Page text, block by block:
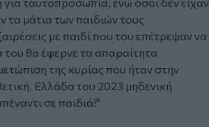
τα μάτια των παιδιών τους
με παιδί που του επέτρεψαν να
θα έφερνε τα απαραίτητα
της κυρίας που ήταν στην
Ελλάδα του 2023 μηδενική
σε παιδιά!"